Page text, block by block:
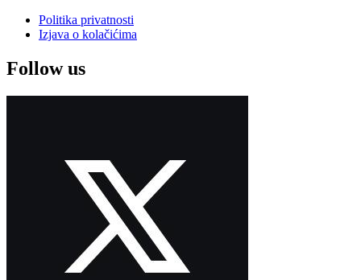
Politika privatnosti
Izjava o kolačićima
Follow us